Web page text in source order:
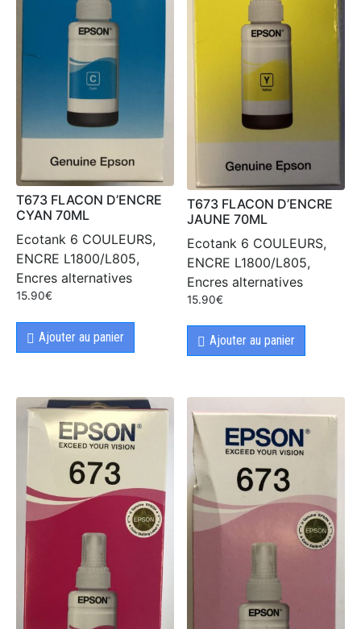
T673 FLACON D’ENCRE
CYAN 70ML
Ecotank 6 COULEURS,
ENCRE L1800/L805,
Encres alternatives
15.90€
Ajouter au panier
T673 FLACON D’ENCRE
JAUNE 70ML
Ecotank 6 COULEURS,
ENCRE L1800/L805,
Encres alternatives
15.90€
Ajouter au panier